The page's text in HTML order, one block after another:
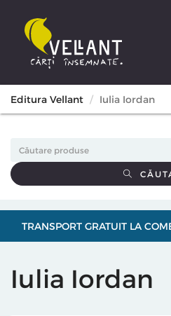
Editura Vellant Iulia Iordan
TRANSPORT GRATUIT LA
Iulia Iordan